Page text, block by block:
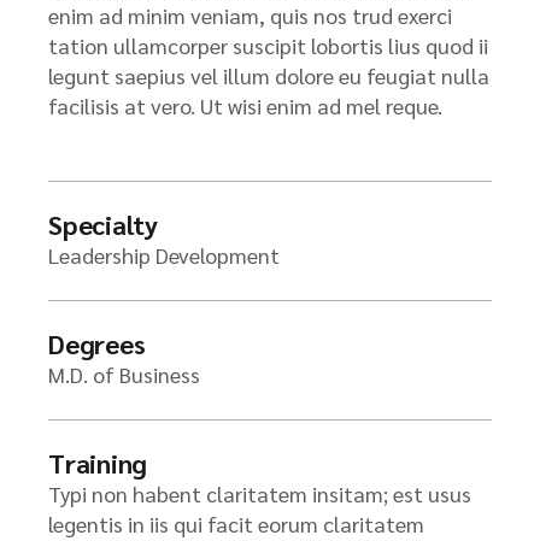
enim ad minim veniam, quis nos trud exerci
tation ullamcorper suscipit lobortis lius quod ii
legunt saepius vel illum dolore eu feugiat nulla
facilisis at vero. Ut wisi enim ad mel reque.
Specialty
Leadership Development
Degrees
M.D. of Business
Training
Typi non habent claritatem insitam; est usus
legentis in iis qui facit eorum claritatem